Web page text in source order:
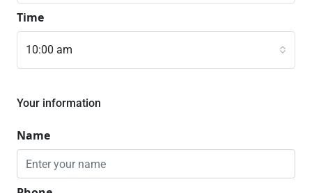
Time
10:00 am
Your information
Name